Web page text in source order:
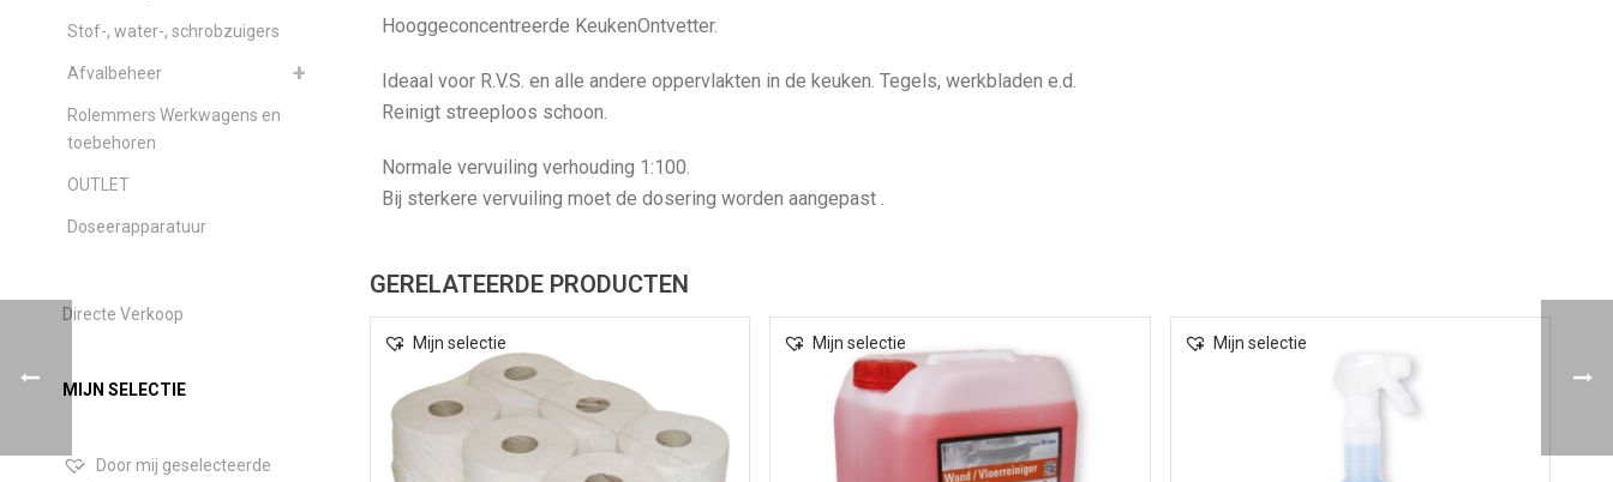
Hooggeconcentreerde KeukenOntvetter.
Ideaal voor R.V.S. en alle andere oppervlakten in de keuken. Tegels, werkbladen e.d.
Reinigt streeploos schoon.
Normale vervuiling verhouding 1:100.
Bij sterkere vervuiling moet de dosering worden aangepast .
GERELATEERDE PRODUCTEN
Mijn selectie Mijn selectie Mijn selectie
Stof-, water-, schrobzuigers
Afvalbeheer
Rolemmers Werkwagens en
toebehoren
OUTLET
Doseerapparatuur
Directe Verkoop
MIJN SELECTIE
Door mij geselecteerde